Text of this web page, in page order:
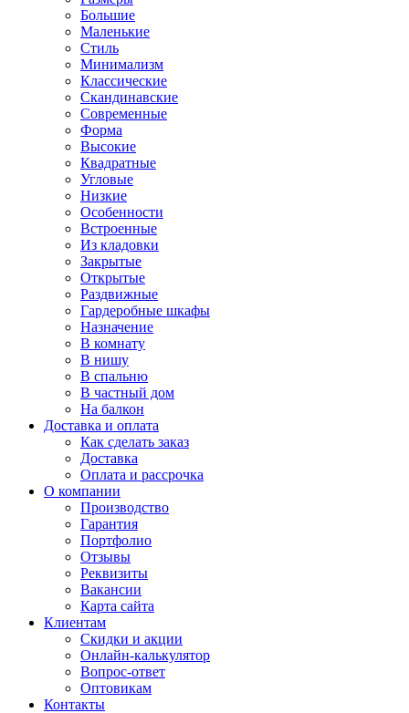
Большие
Маленькие
Стиль
Минимализм
Классические
Скандинавские
Современные
Форма
Высокие
Квадратные
Угловые
Низкие
Особенности
Встроенные
Из кладовки
Закрытые
Открытые
Раздвижные
Гардеробные шкафы
Назначение
В комнату
В нишу
В спальню
В частный дом
На балкон
Доставка и оплата
Как сделать заказ
Доставка
Оплата и рассрочка
О компании
Производство
Гарантия
Портфолио
Отзывы
Реквизиты
Вакансии
Карта сайта
Клиентам
Скидки и акции
Онлайн-калькулятор
Вопрос-ответ
Оптовикам
Контакты